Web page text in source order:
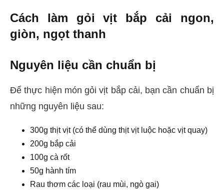
Cách làm gỏi vịt bắp cải ngon,
giòn, ngọt thanh
Nguyên liệu cần chuẩn bị
Để thực hiện món gỏi vịt bắp cải, bạn cần chuẩn bị
những nguyên liệu sau:
300g thịt vịt (có thể dùng thịt vịt luộc hoặc vịt quay)
200g bắp cải
100g cà rốt
50g hành tím
Rau thơm các loại (rau mùi, ngò gai)